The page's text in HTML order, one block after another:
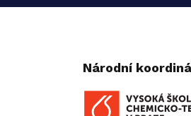
Národní